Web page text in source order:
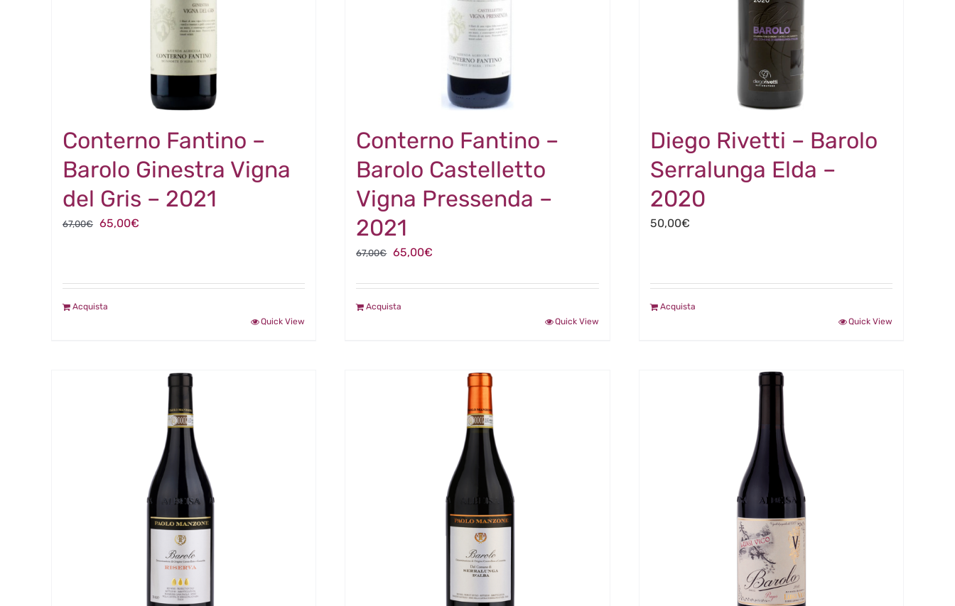
Conterno Fantino –
Barolo Ginestra Vigna
del Gris – 2021
67,00€ Il
era:
67,00€.
65,00€
è:
Acquista
Quick View
Conterno Fantino –
Barolo Castelletto
Vigna Pressenda –
2021
67,00€ Il
originale
era:
65,00€
attuale
Acquista
Quick View
Diego Rivetti – Barolo
Serralunga Elda –
2020
50,00€
Acquista
Quick View